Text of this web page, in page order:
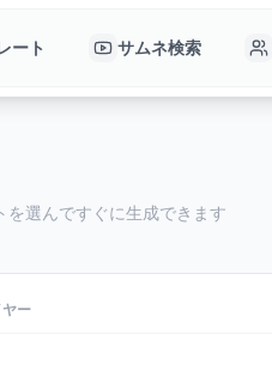
ート サムネ検索
選んですぐに生成できます
ー